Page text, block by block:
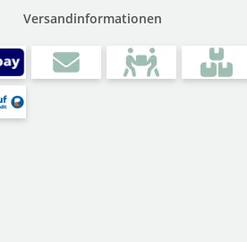
Versandinformationen